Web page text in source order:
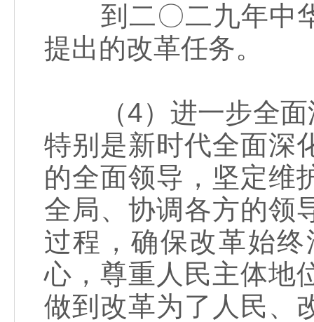
到二〇二九年中华
提出的改革任务。
（4）进一步全面
特别是新时代全面深
的全面领导，坚定维
全局、协调各方的领
过程，确保改革始
心，尊重人民主体地
做到改革为了人民、